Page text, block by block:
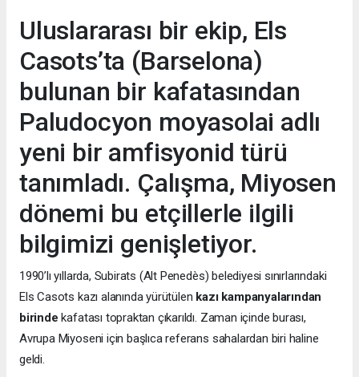
Uluslararası bir ekip, Els
Casots’ta (Barselona)
bulunan bir kafatasından
Paludocyon moyasolai adlı
yeni bir amfisyonid türü
tanımladı. Çalışma, Miyosen
dönemi bu etçillerle ilgili
bilgimizi genişletiyor.
1990’lı yıllarda, Subirats (Alt Penedès) belediyesi sınırlarındaki
Els Casots kazı alanında yürütülen kazı kampanyalarından
birinde kafatası topraktan çıkarıldı. Zaman içinde burası,
Avrupa Miyoseni için başlıca referans sahalardan biri haline
geldi.